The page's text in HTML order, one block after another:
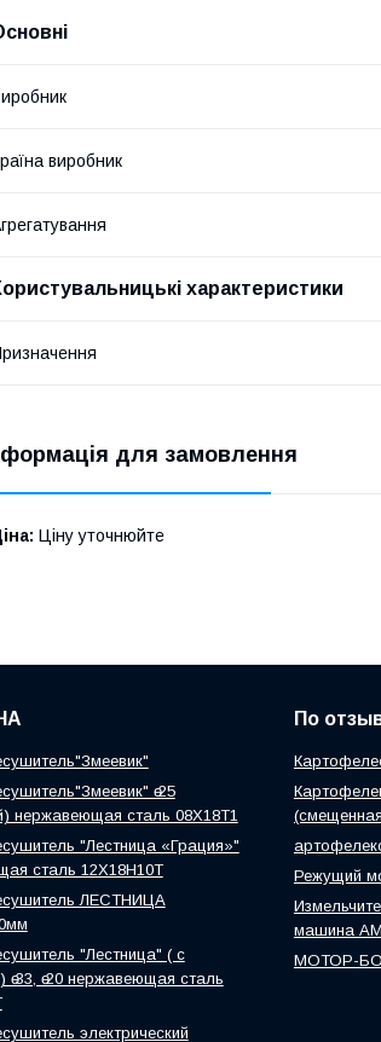
виробник
характеристики
для замовлення
Ціну уточнюйте
ө 25
нержавеющая сталь 08Х18Т1
"Лестница «Грация»"
сталь 12Х18Н10Т
ЛЕСТНИЦА
"Лестница" ( с
33, ө 20 нержавеющая сталь
электрический
По
Режущий
машина
МОТОР-